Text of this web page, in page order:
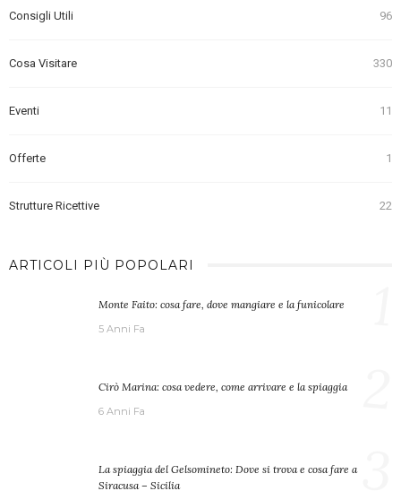
Consigli Utili 96
Cosa Visitare 330
Eventi 11
Offerte 1
Strutture Ricettive 22
ARTICOLI PIÙ POPOLARI
Monte Faito: cosa fare, dove mangiare e la funicolare
5 Anni Fa
Cirò Marina: cosa vedere, come arrivare e la spiaggia
6 Anni Fa
La spiaggia del Gelsomineto: Dove si trova e cosa fare a
Siracusa – Sicilia